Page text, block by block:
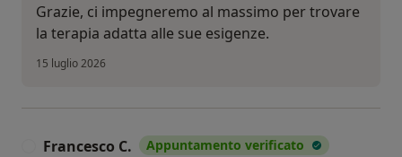
Grazie, ci impegneremo al massimo per trovare
la terapia adatta alle sue esigenze.
15 luglio 2026
Francesco C. Appuntamento verificato